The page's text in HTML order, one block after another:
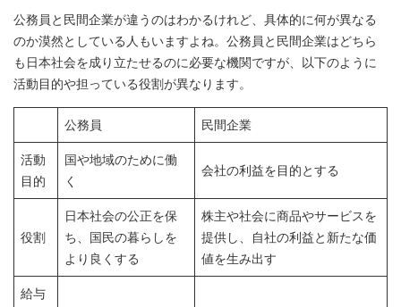
公務員と民間企業が違うのはわかるけれど、具体的に何が異なる
のか漠然としている人もいますよね。公務員と民間企業はどちら
も日本社会を成り立たせるのに必要な機関ですが、以下のように
活動目的や担っている役割が異なります。
公務員 民間企業
活動
目的
国や地域のために働
く
会社の利益を目的とする
役割
日本社会の公正を保
ち、国民の暮らしを
より良くする
株主や社会に商品やサービスを
提供し、自社の利益と新たな価
値を生み出す
給与